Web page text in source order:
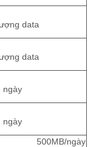
data
data
ngày
ngày
500MB/ngày